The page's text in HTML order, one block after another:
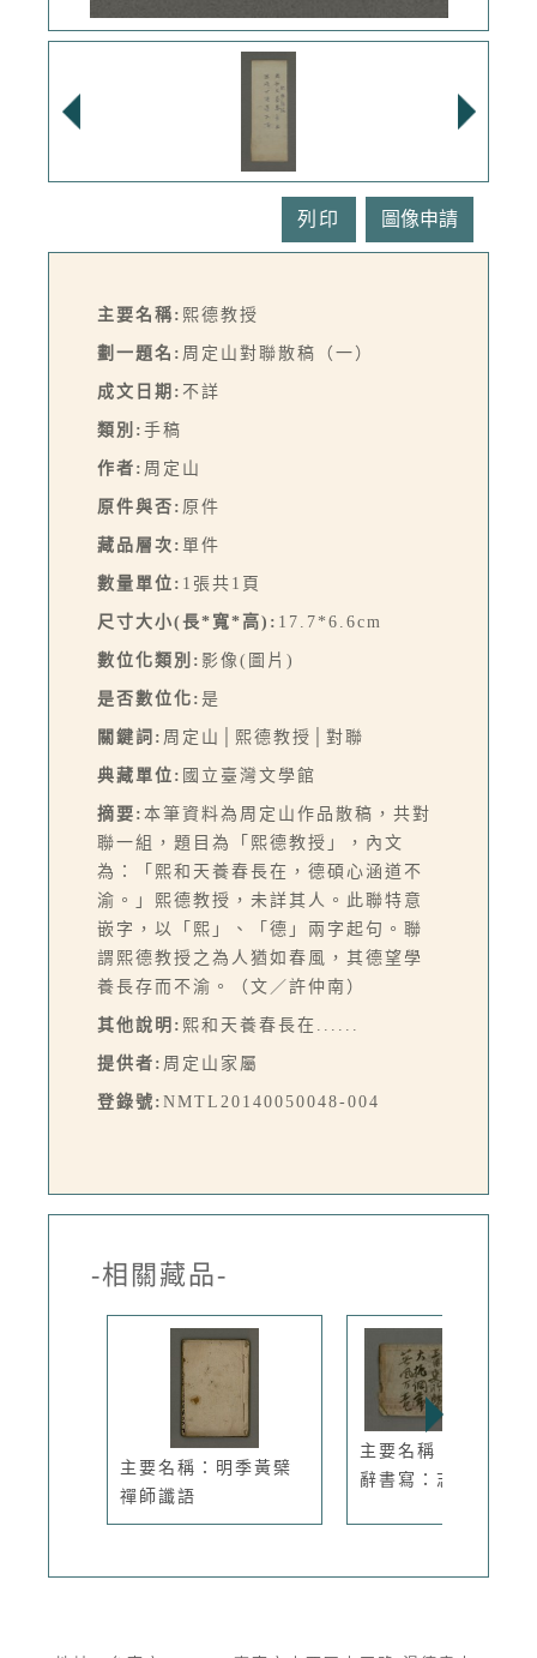
列印
主要名稱: 熙德教授
劃一題名: 周定山對聯散稿（一）
成文日期: 不詳
類別: 手稿
作者: 周定山
原件與否: 原件
藏品層次: 單件
數量單位: 1張共1頁
尺寸大小(長*寬*高): 17.7*6.6cm
數位化類別: 影像(圖片)
是否數位化: 是
關鍵詞: 周定山│熙德教授│對聯
典藏單位: 國立臺灣文學館
摘要: 本筆資料為周定山作品散稿，共對
聯一組，題目為「熙德教授」，內文
為：「熙和天養春長在，德碩心涵道不
渝。」熙德教授，未詳其人。此聯特意
嵌字，以「熙」、「德」兩字起句。聯
謂熙德教授之為人猶如春風，其德望學
養長存而不渝。（文／許仲南）
其他說明: 熙和天養春長在......
提供者: 周定山家屬
登錄號: NMTL20140050048-004
-相關藏品-
主要名稱：明季黃檗
禪師讖語
主要名稱：周定山題
辭書寫：志...